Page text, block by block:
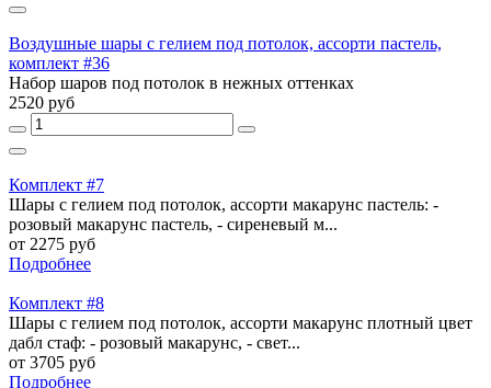
Воздушные шары с гелием под потолок, ассорти пастель,
комплект #36
Набор шаров под потолок в нежных оттенках
2520 руб
Комплект #7
Шары с гелием под потолок, ассорти макарунс пастель: -
розовый макарунс пастель, - сиреневый м...
от 2275 руб
Подробнее
Комплект #8
Шары с гелием под потолок, ассорти макарунс плотный цвет
дабл стаф: - розовый макарунс, - свет...
от 3705 руб
Подробнее